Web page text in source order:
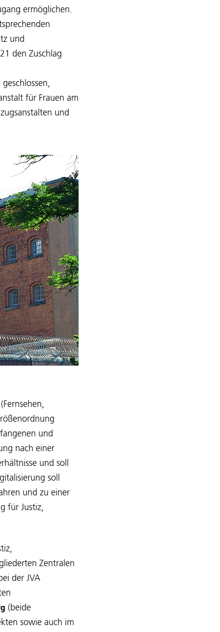
ermöglichen.
und
den Zuschlag
für Frauen am
und
und
nach einer
und soll
soll
und zu einer
für Justiz,
Zentralen
der JVA
(beide
sowie auch im